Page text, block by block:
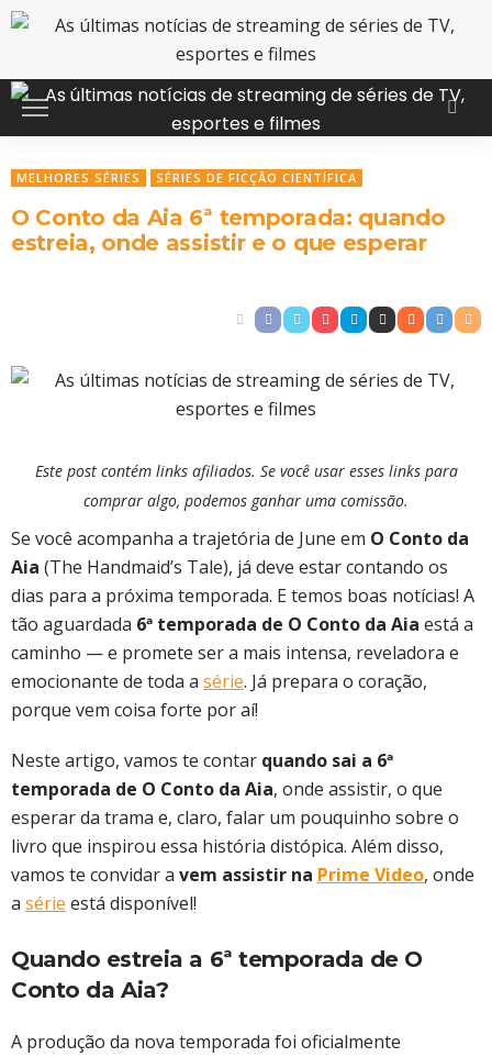
MELHORES SÉRIES SÉRIES DE FICÇÃO CIENTÍFICA
O Conto da Aia 6ª temporada: quando
estreia, onde assistir e o que esperar
Este post contém links afiliados. Se você usar esses links para
comprar algo, podemos ganhar uma comissão.
Se você acompanha a trajetória de June em O Conto da
Aia (The Handmaid’s Tale), já deve estar contando os
dias para a próxima temporada. E temos boas notícias! A
tão aguardada 6ª temporada de O Conto da Aia está a
caminho — e promete ser a mais intensa, reveladora e
emocionante de toda a série. Já prepara o coração,
porque vem coisa forte por aí!
Neste artigo, vamos te contar quando sai a 6ª
temporada de O Conto da Aia, onde assistir, o que
esperar da trama e, claro, falar um pouquinho sobre o
livro que inspirou essa história distópica. Além disso,
vamos te convidar a vem assistir na Prime Video, onde
a série está disponível!
Quando estreia a 6ª temporada de O
Conto da Aia?
A produção da nova temporada foi oficialmente